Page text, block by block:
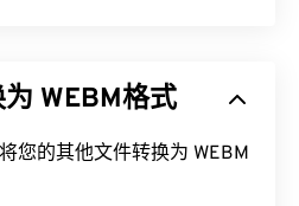
件？
法是使用VLC 媒体播放器。
统和平台。这一点很重要，
题、元数据标签、流媒体、
编解码器压缩视频流，使用
WEBM格式
您的其他文件转换为 WEBM